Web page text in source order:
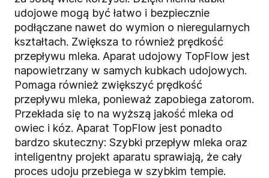
udojowe mogą być łatwo i bezpiecznie
podłączane nawet do wymion o nieregularnych
kształtach. Zwiększa to również prędkość
przepływu mleka. Aparat udojowy TopFlow jest
napowietrzany w samych kubkach udojowych.
Pomaga również zwiększyć prędkość
przepływu mleka, ponieważ zapobiega zatorom.
Przekłada się to na wyższą jakość mleka od
owiec i kóz. Aparat TopFlow jest ponadto
bardzo skuteczny: Szybki przepływ mleka oraz
inteligentny projekt aparatu sprawiają, że cały
proces udoju przebiega w szybkim tempie.